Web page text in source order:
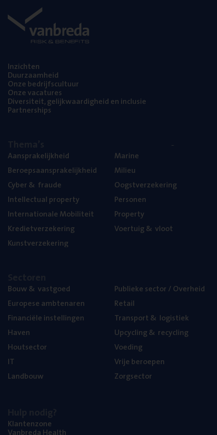
Inzich­ten
Duur­zaam­heid
Onze bedrijfs­cul­tuur
Onze vaca­tu­res
Diver­si­teit, gelijk­waar­dig­heid en inclusie
Part­ner­ships
Aan­spra­ke­lijk­heid
Beroeps­aan­spra­ke­lijk­heid
Cyber& fraude
Intel­lec­tu­al property
Inter­na­ti­o­na­le Mobiliteit
Kre­diet­ver­ze­ke­ring
Kunst­ver­ze­ke­ring
Mari­ne
Mili­eu
Oogst­ver­ze­ke­ring
Per­so­nen
Pro­per­ty
Voer­tuig& vloot
Bouw& vastgoed
Euro­pe­se ambtenaren
Finan­ci­ë­le instellingen
Haven
Hout­sec­tor
IT
Land­bouw
Publie­ke sec­tor / Overheid
Retail
Trans­port& logistiek
Upcy­cling& recycling
Voe­ding
Vrije beroe­pen
Zorg­sec­tor
Klan­ten­zo­ne
Van­b­re­da Health